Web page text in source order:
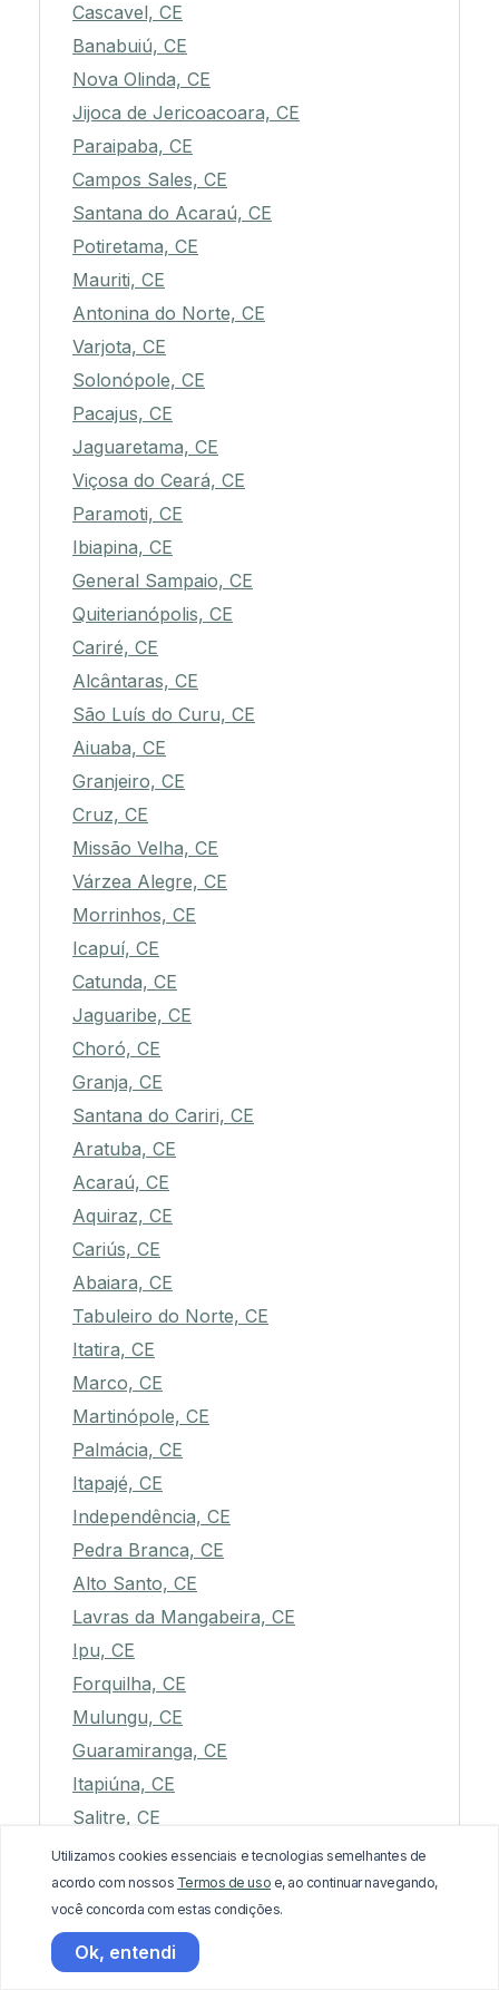
Cascavel, CE
Banabuiú, CE
Nova Olinda, CE
Jijoca de Jericoacoara, CE
Paraipaba, CE
Campos Sales, CE
Santana do Acaraú, CE
Potiretama, CE
Mauriti, CE
Antonina do Norte, CE
Varjota, CE
Solonópole, CE
Pacajus, CE
Jaguaretama, CE
Viçosa do Ceará, CE
Paramoti, CE
Ibiapina, CE
General Sampaio, CE
Quiterianópolis, CE
Cariré, CE
Alcântaras, CE
São Luís do Curu, CE
Aiuaba, CE
Granjeiro, CE
Cruz, CE
Missão Velha, CE
Várzea Alegre, CE
Morrinhos, CE
Icapuí, CE
Catunda, CE
Jaguaribe, CE
Choró, CE
Granja, CE
Santana do Cariri, CE
Aratuba, CE
Acaraú, CE
Aquiraz, CE
Cariús, CE
Abaiara, CE
Tabuleiro do Norte, CE
Itatira, CE
Marco, CE
Martinópole, CE
Palmácia, CE
Itapajé, CE
Independência, CE
Pedra Branca, CE
Alto Santo, CE
Lavras da Mangabeira, CE
Ipu, CE
Forquilha, CE
Mulungu, CE
Guaramiranga, CE
Itapiúna, CE
Salitre, CE
Araripe, CE
São Benedito, CE
Milhã, CE
Jaguaruana, CE
Utilizamos cookies essenciais e tecnologias semelhantes de
acordo com nossos Termos de uso e, ao continuar navegando,
você concorda com estas condições.
Ok, entendi